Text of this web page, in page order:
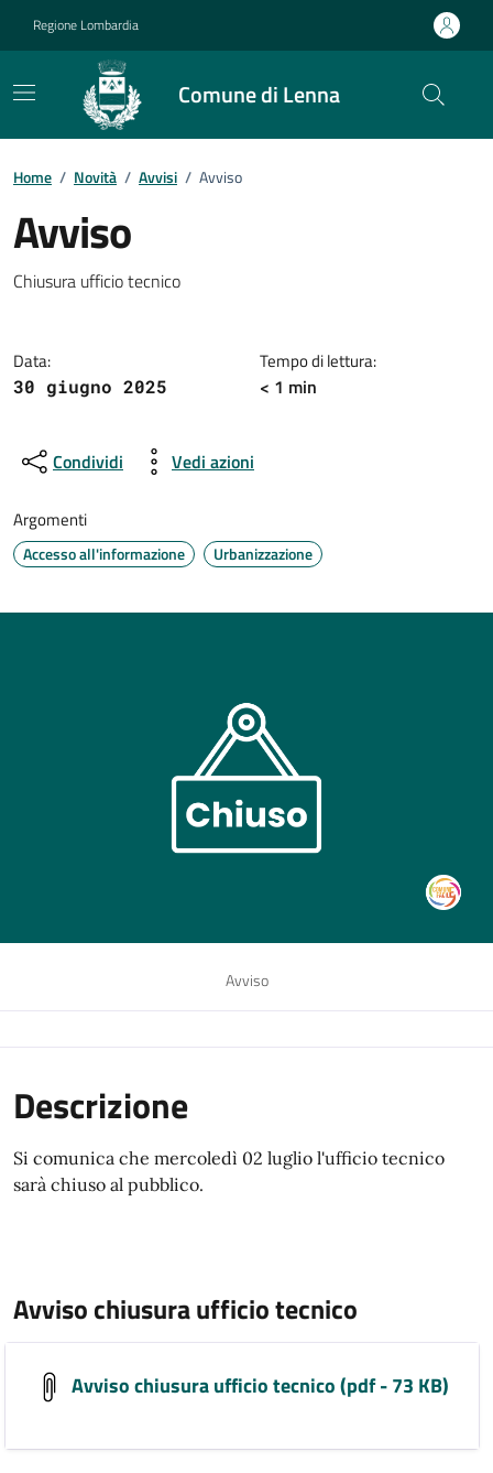
Regione Lombardia
Comune di Lenna
Home / Novità / Avvisi / Avviso
Avviso
Dettagli della notizia
Chiusura ufficio tecnico
Data:
30 giugno 2025
Tempo di lettura:
< 1 min
Condividi Vedi azioni
Argomenti
Accesso all'informazione Urbanizzazione
Avviso
Descrizione
Si comunica che mercoledì 02 luglio l'ufficio tecnico
sarà chiuso al pubblico.
Avviso chiusura ufficio tecnico
Avviso chiusura ufficio tecnico (pdf - 73 KB)